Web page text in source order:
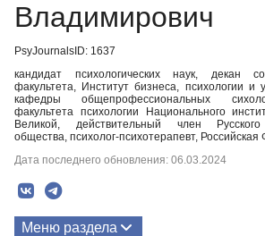
Владимирович
PsyJournalsID: 1637
кандидат психологических наук, декан
факультета, Институт бизнеса, психологии и
кафедры общепрофессиональных
факультета психологии Национального
Великой, действительный член Русского
общества, психолог-психотерапевт,
Дата последнего обновления: 06.03.2024
Меню раздела